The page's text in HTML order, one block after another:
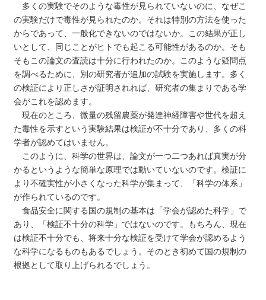
多くの実験でそのような毒性が見られていないのに、なぜこ
の実験だけで毒性が見られたのか。それは特別の方法を使った
からであって、一般化できないのではないか。この結果が正し
いとして、同じことがヒトでも起こる可能性があるのか。そも
そもこの論文の査読は十分に行われたのか。このような疑問点
を調べるために、別の研究者が追加の試験を実施します。多く
の検証により正しさが証明されれば、研究者の集まりである学
会がこれを認めます。
現在のところ、微量の残留農薬が発達神経障害や世代を超え
た毒性を示すという実験結果は検証が不十分であり、多くの科
学者が認めてはいません。
このように、科学の世界は、論文が一つ二つあれば真実が分
かるというような簡単な原理では動いていないのです。検証に
より不確実性が小さくなった科学が集まって、「科学の体系」
が作られているのです。
食品安全に関する国の規制の基本は「学会が認めた科学」で
あり、「検証不十分の科学」ではないのです。もちろん、現在
は検証不十分でも、将来十分な検証を受けて学会が認めるよう
な科学になるものもあるでしょう。そのとき初めて国の規制の
根拠として取り上げられるでしょう。